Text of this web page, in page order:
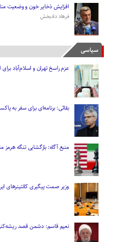
افزایش ذخایر خون و وضعیت
فرهاد دادبخش
سیاسی
عزم راسخ تهران و اسلام‌آباد
بقائی: برنامه‌ای برای سفر به
منبع آگاه: بازگشایی تنگه
وزیر صمت پیگیری کانتینر‌های
نعیم قاسم: دشمن قصد